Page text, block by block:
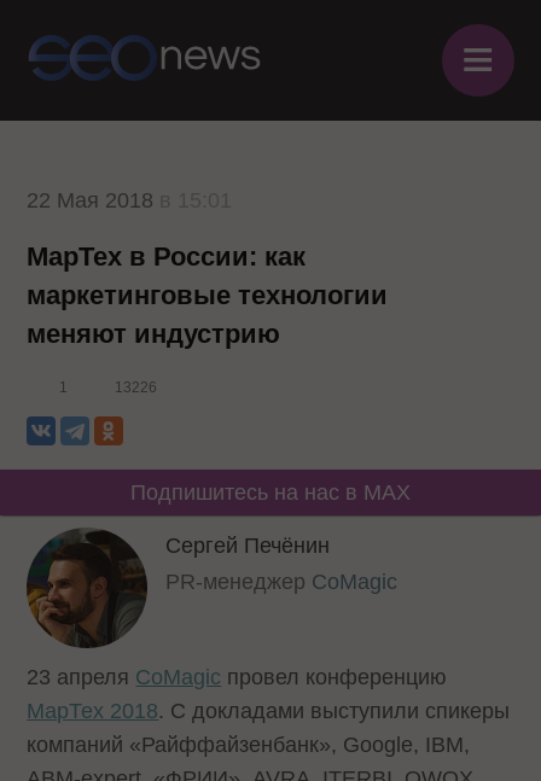
≡
22 Мая 2018
МарТех в России: как
маркетинговые технологии
меняют индустрию
1 13226
Подпишитесь на нас в MAX
Сергей Печёнин
PR-менеджер CoMagic
23 апреля CoMagic провел конференцию
МарТех 2018. С докладами выступили спикеры
компаний «Райффайзенбанк», Google, IBM,